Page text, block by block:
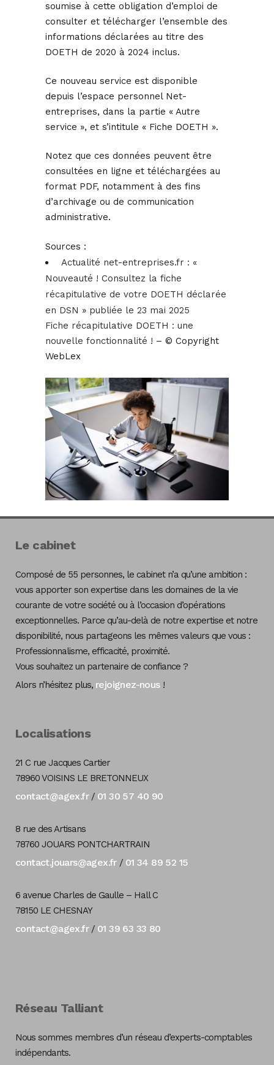
soumise à cette obligation d’emploi de
consulter et télécharger l’ensemble des
informations déclarées au titre des
DOETH de 2020 à 2024 inclus.
Ce nouveau service est disponible
depuis l’espace personnel Net-
entreprises, dans la partie « Autre
service », et s’intitule « Fiche DOETH ».
Notez que ces données peuvent être
consultées en ligne et téléchargées au
format PDF, notamment à des fins
d’archivage ou de communication
administrative.
Sources :
Actualité net-entreprises.fr : «
Nouveauté ! Consultez la fiche
récapitulative de votre DOETH déclarée
en DSN » publiée le 23 mai 2025
Fiche récapitulative DOETH : une
nouvelle fonctionnalité ! – © Copyright
WebLex
Le cabinet
Composé de 55 personnes, le cabinet n’a qu’une ambition :
vous apporter son expertise dans les domaines de la vie
courante de votre société ou à l’occasion d’opérations
exceptionnelles. Parce qu’au-delà de notre expertise et notre
disponibilité, nous partageons les mêmes valeurs que vous :
Professionnalisme, efficacité, proximité.
Vous souhaitez un partenaire de confiance ?
Alors n’hésitez plus, rejoignez-nous!
Localisations
21 C rue Jacques Cartier
78960 VOISINS LE BRETONNEUX
contact@agex.fr/ 01 30 57 40 90
8 rue des Artisans
78760 JOUARS PONTCHARTRAIN
contact.jouars@agex.fr/ 01 34 89 52 15
6 avenue Charles de Gaulle – Hall C
78150 LE CHESNAY
contact@agex.fr/ 01 39 63 33 80
Réseau Talliant
Nous sommes membres d’un réseau d’experts-comptables
indépendants.